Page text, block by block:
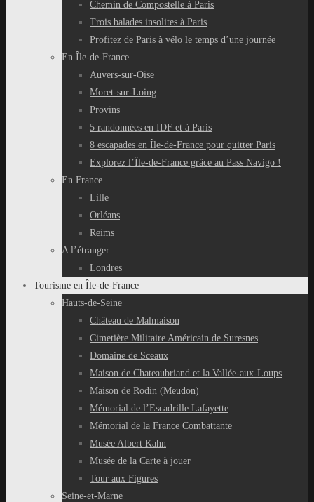
Chemin de Compostelle à Paris
Trois balades insolites à Paris
Profitez de Paris à vélo le temps d’une journée
En Île-de-France
Auvers-sur-Oise
Moret-sur-Loing
Provins
5 randonnées en IDF et à Paris
8 escapades en Île-de-France pour quitter Paris
Explorez l’Île-de-France grâce au Pass Navigo !
En France
Lille
Orléans
Reims
A l’étranger
Londres
Tourisme en Île-de-France
Hauts-de-Seine
Château de Malmaison
Cimetière Militaire Américain de Suresnes
Domaine de Sceaux
Maison de Chateaubriand et la Vallée-aux-Loups
Maison de Rodin (Meudon)
Mémorial de l’Escadrille Lafayette
Mémorial de la France Combattante
Musée Albert Kahn
Musée de la Carte à jouer
Tour aux Figures
Seine-et-Marne